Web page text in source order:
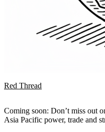
Red Thread
Coming soon: Don’t miss out
Asia Pacific power, trade and